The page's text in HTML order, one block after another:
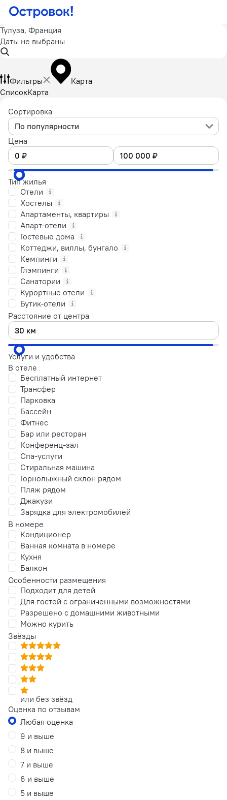
Тулуза, Франция
Даты не выбраны
Фильтры
Карта
СписокКарта
Сортировка
По популярности
Цена
Тип жилья
Отели
Хостелы
Апартаменты, квартиры
Апарт-отели
Гостевые дома
Коттеджи, виллы, бунгало
Кемпинги
Глэмпинги
Санатории
Курортные отели
Бутик-отели
Расстояние от центра
Услуги и удобства
В отеле
Бесплатный интернет
Трансфер
Парковка
Бассейн
Фитнес
Бар или ресторан
Конференц-зал
Спа-услуги
Стиральная машина
Горнолыжный склон рядом
Пляж рядом
Джакузи
Зарядка для электромобилей
В номере
Кондиционер
Ванная комната в номере
Кухня
Балкон
Особенности размещения
Подходит для детей
Для гостей с ограниченными возможностями
Разрешено с домашними животными
Можно курить
Звёзды
или без звёзд
Оценка по отзывам
Любая оценка
9 и выше
8 и выше
7 и выше
6 и выше
5 и выше